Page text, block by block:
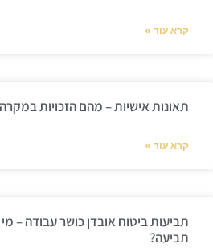
קרא עוד »
תאונות אישיות – מהם הזכויות
קרא עוד »
תביעות ביטוח אובדן כושר עבודה – מי
תביעה?